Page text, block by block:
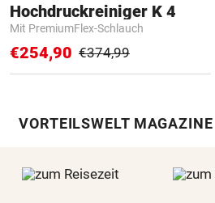
Hochdruckreiniger K 4
Mit PremiumFlex-Schlauch
€254,90 €374,99
VORTEILSWELT MAGAZINE